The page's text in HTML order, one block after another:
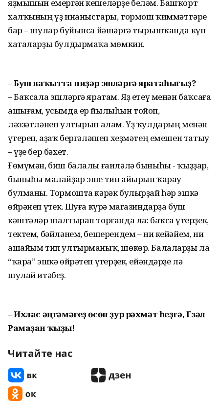
яҙмышын емергән кешеләрҙе беләм. Башҡорт
халҡының үҙ инаныстары, тормош ҡиммәттәре
бар – шулар буйынса йәшәргә тырышҡанда күп
хаталарҙы булдырмаҫҡа мөмкин.
– Буш ваҡытта ниҙәр эшләргә яратаһығыҙ?
– Баҡсала эшләргә яратам. Яҙ етеү менән баҡсаға
ашығам, усымда ер йылыһын тойоп,
ләззәтләнеп ултырып алам. Үҙ ҡулдарың менән
үҫтереп, аҙаҡ бергәләшеп хеҙмәтең емешен татыу
– үҙе бер бәхет.
Ғөмүмән, биш балалы ғаиләлә быныһы - ҡыҙҙар,
быныһы малайҙар эше тип айырып ҡарау
булманы. Тормошта кәрәк булырҙай һәр эшкә
өйрәнеп үҫтек. Шуға күрә магазиндарҙа буш
кәштәләр шалтырап торғанда ла: баҡса үҫтерҙек,
тектем, бәйләнем, бешерендем – ни кейәйем, ни
ашайым тип ултырманыҡ, шөкөр. Балаларҙы ла
“ҡара” эшкә өйрәтеп үҫтерҙек, ейәндәрҙе лә
шулай итәбеҙ.
– Ихлас әңгәмәгеҙ өсөн ҙур рәхмәт һеҙгә, Гүзәл
Рамаҙан ҡыҙы!
Читайте нас